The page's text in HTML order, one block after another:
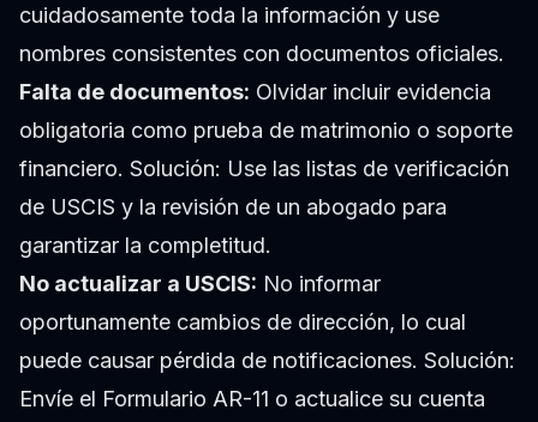
cuidadosamente toda la información y use
nombres consistentes con documentos oficiales.
Falta de documentos: Olvidar incluir evidencia
obligatoria como prueba de matrimonio o soporte
financiero. Solución: Use las listas de verificación
de USCIS y la revisión de un abogado para
garantizar la completitud.
No actualizar a USCIS: No informar
oportunamente cambios de dirección, lo cual
puede causar pérdida de notificaciones. Solución:
Envíe el Formulario AR-11 o actualice su cuenta